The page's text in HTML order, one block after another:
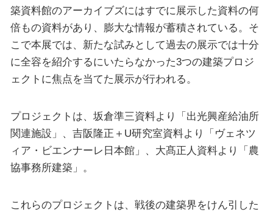
築資料館のアーカイブズにはすでに展示した資料の何
倍もの資料があり、膨大な情報が蓄積されている。そ
こで本展では、新たな試みとして過去の展示では十分
に全容を紹介するにいたらなかった3つの建築プロジ
ェクトに焦点を当てた展示が行われる。
プロジェクトは、坂倉準三資料より「出光興産給油所
関連施設」、吉阪隆正＋U研究室資料より「ヴェネツ
ィア・ビエンナーレ日本館」、大髙正人資料より「農
協事務所建築」。
これらのプロジェクトは、戦後の建築界をけん引した